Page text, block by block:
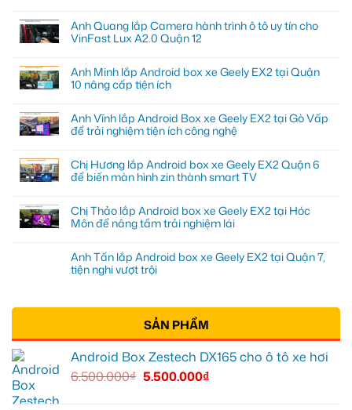
Anh Quang lắp Camera hành trình ô tô uy tín cho
VinFast Lux A2.0 Quận 12
Anh Minh lắp Android box xe Geely EX2 tại Quận
10 nâng cấp tiện ích
Anh Vĩnh lắp Android Box xe Geely EX2 tại Gò Vấp
để trải nghiệm tiện ích công nghệ
Chị Hương lắp Android box xe Geely EX2 Quận 6
để biến màn hình zin thành smart TV
Chị Thảo lắp Android box xe Geely EX2 tại Hóc
Môn để nâng tầm trải nghiệm lái
Anh Tấn lắp Android box xe Geely EX2 tại Quận 7,
tiện nghi vượt trội
SẢN PHẨM
Android Box Zestech DX165 cho ô tô xe hơi
6.500.000₫ 5.500.000₫